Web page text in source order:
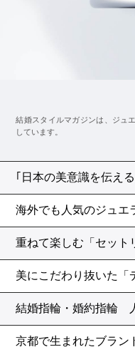
新潟では、引き出物に
「松の葉」といっても
ふたりの名前が入った